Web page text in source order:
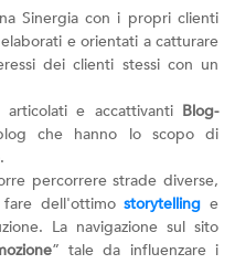
Sinergia con i propri clienti
e orientati a catturare
dei clienti stessi con un
e accattivanti Blog-
che hanno lo scopo di
percorrere strade diverse,
fare dell'ottimostorytelling e
La navigazione sul sito
” tale da influenzare i